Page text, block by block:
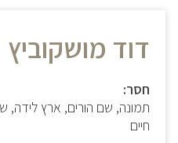
דוד מושקוביץ
חסר:
תמונה, שם הורים, ארץ לידה,
חיים